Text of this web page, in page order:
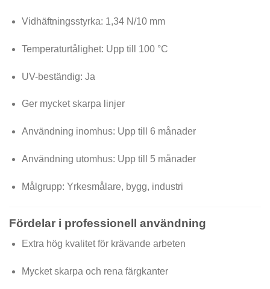
Vidhäftningsstyrka: 1,34 N/10 mm
Temperaturtålighet: Upp till 100 °C
UV-beständig: Ja
Ger mycket skarpa linjer
Användning inomhus: Upp till 6 månader
Användning utomhus: Upp till 5 månader
Målgrupp: Yrkesmålare, bygg, industri
Fördelar i professionell användning
Extra hög kvalitet för krävande arbeten
Mycket skarpa och rena färgkanter